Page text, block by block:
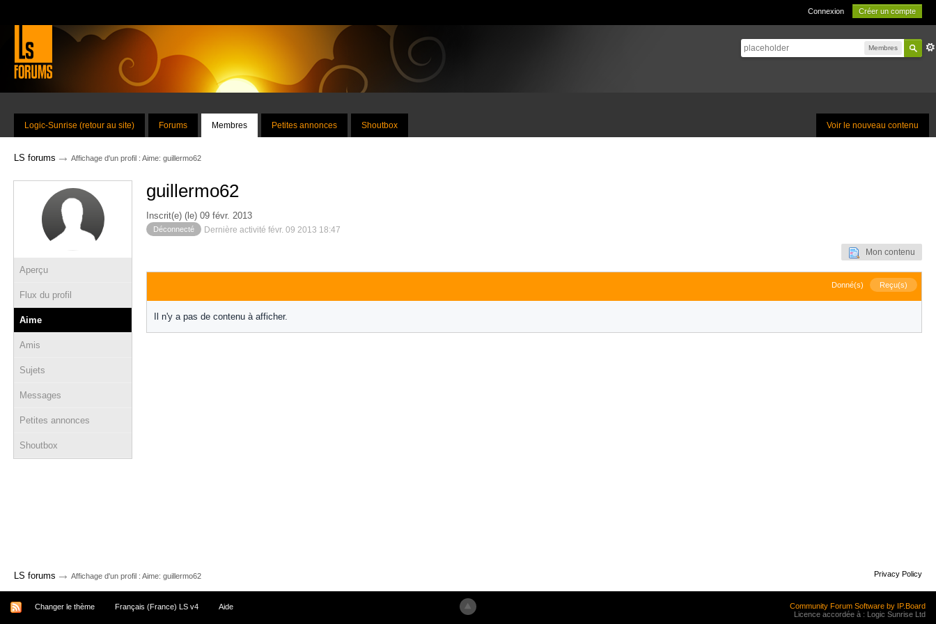
Connexion Créer un compte
Membres
Voir le nouveau contenu
Logic-Sunrise (retour au site) Forums Membres Petites annonces Shoutbox
LS forums → Affichage d'un profil : Aime: guillermo62
Aperçu
Flux du profil
Aime
Amis
Sujets
Messages
Petites annonces
Shoutbox
guillermo62
Inscrit(e) (le) 09 févr. 2013
Déconnecté Dernière activité févr. 09 2013 18:47
Mon contenu
Donné(s) Reçu(s)
Il n'y a pas de contenu à afficher.
LS forums → Affichage d'un profil : Aime: guillermo62 Privacy Policy
Changer le thème Français (France) LS v4 Aide
Community Forum Software by IP.Board
Licence accordée à : Logic Sunrise Ltd